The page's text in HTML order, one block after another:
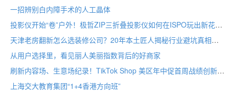
一招辨别白内障手术的人工晶体
投影仪开始“卷”户外！极哲ZIP三折叠投影仪如何在ISPO玩出新花样？
天津老房翻新怎么选装修公司？20年本土匠人揭秘行业避坑真相
从用户选择里，看见丽人美丽指数背后的好商家
刷新内容场、生意场纪录！TikTok Shop 美区年中促首周战绩创新高
上海交大教育集团“1+4香港方向班”